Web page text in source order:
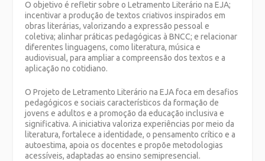
O objetivo é refletir sobre o Letramento Literário na EJA;
incentivar a produção de textos criativos inspirados em
obras literárias, valorizando a expressão pessoal e
coletiva; alinhar práticas pedagógicas à BNCC; e relacionar
diferentes linguagens, como literatura, música e
audiovisual, para ampliar a compreensão dos textos e a
aplicação no cotidiano.
O Projeto de Letramento Literário na EJA foca em desafios
pedagógicos e sociais característicos da formação de
jovens e adultos e a promoção da educação inclusiva e
significativa. A iniciativa valoriza experiências por meio da
literatura, fortalece a identidade, o pensamento crítico e a
autoestima, apoia os docentes e propõe metodologias
acessíveis, adaptadas ao ensino semipresencial.